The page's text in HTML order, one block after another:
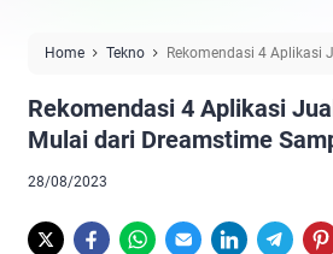
Home Tekno
Rekomendasi 4 Aplikasi
Rekomendasi 4 Aplikasi
Mulai dari Dreamstime
28/08/2023